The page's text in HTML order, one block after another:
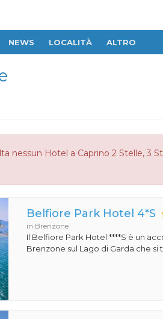
NEWS LOCALITÀ ALTRO
nessun Hotel a Caprino 2 Stelle, 3
Belfiore Park Hotel 4*S
in Brenzone
Il Belfiore Park Hotel ****S è un
Brenzone sul Lago di Garda che si